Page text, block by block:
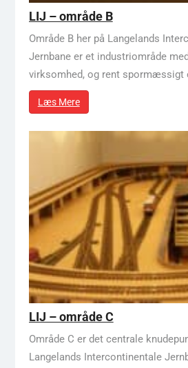
LIJ – område B
Område B her på Langelands
Jernbane er et industriområde
virksomhed, og rent spormæssigt
Læs Mere
LIJ – område C
Område C er det centrale
Langelands Intercontinentale